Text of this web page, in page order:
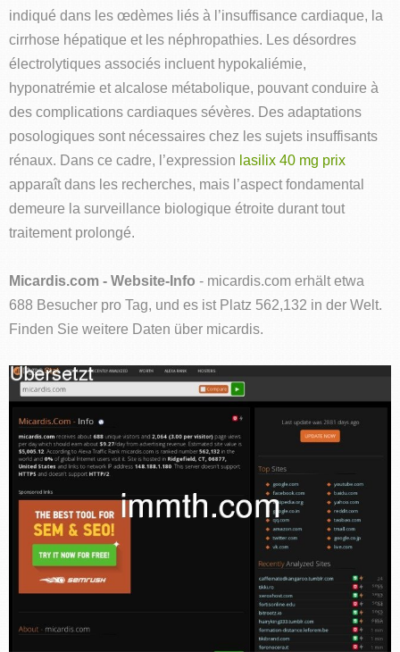
indiqué dans les œdèmes liés à l’insuffisance cardiaque, la
cirrhose hépatique et les néphropathies. Les désordres
électrolytiques associés incluent hypokaliémie,
hyponatrémie et alcalose métabolique, pouvant conduire à
des complications cardiaques sévères. Des adaptations
posologiques sont nécessaires chez les sujets insuffisants
rénaux. Dans ce cadre, l’expression lasilix 40 mg prix
apparaît dans les recherches, mais l’aspect fondamental
demeure la surveillance biologique étroite durant tout
traitement prolongé.
Micardis.com - Website-Info - micardis.com erhält etwa
688 Besucher pro Tag, und es ist Platz 562,132 in der Welt.
Finden Sie weitere Daten über micardis.